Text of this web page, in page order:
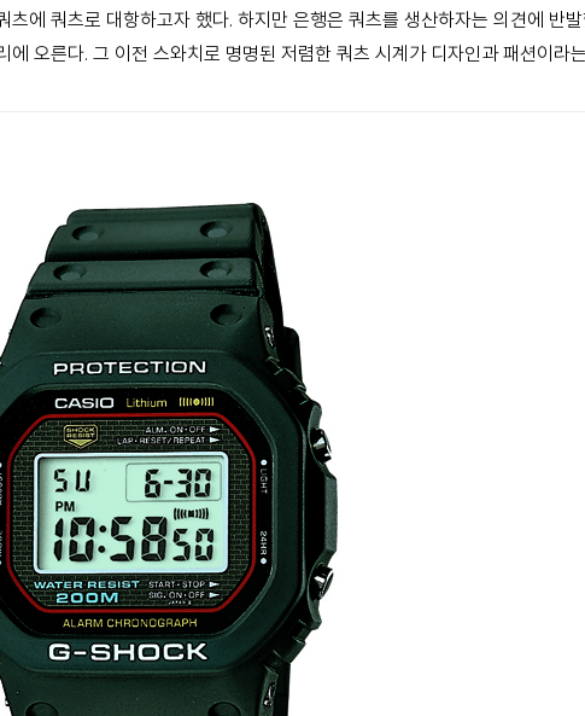
츠에 쿼츠로 대항하고자 했다. 하지만 은행은 쿼츠를 생산하자는 의견에 반
에 오른다. 그 이전 스와치로 명명된 저렴한 쿼츠 시계가 디자인과 패션이라는